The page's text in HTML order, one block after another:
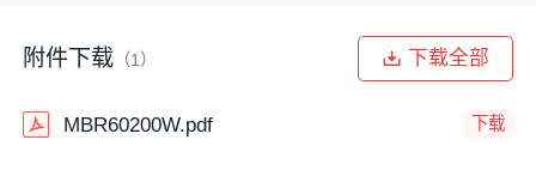
附件下载 （1） 下载全部
MBR60200W.pdf 下载